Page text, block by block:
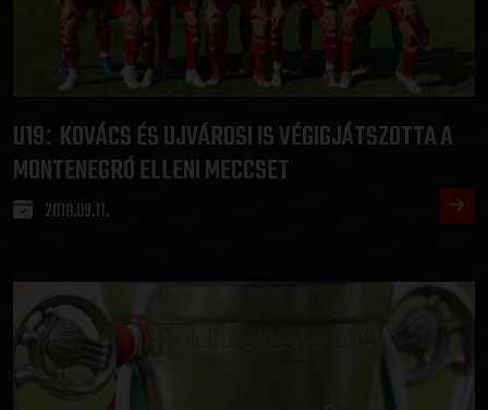
U19: KOVÁCS ÉS UJVÁROSI IS VÉGIGJÁTSZOTTA A
MONTENEGRÓ ELLENI MECCSET
2018.09.11.